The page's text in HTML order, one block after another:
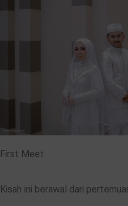
First Meet
Kisah ini berawal dari